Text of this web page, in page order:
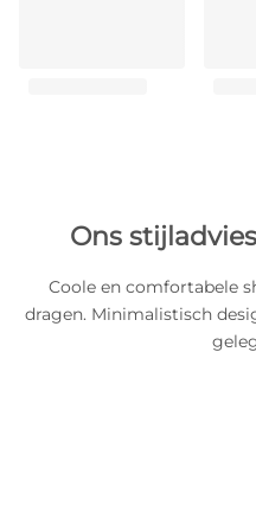
Ons
Coole en comfortabele
dragen. Minimalistisch